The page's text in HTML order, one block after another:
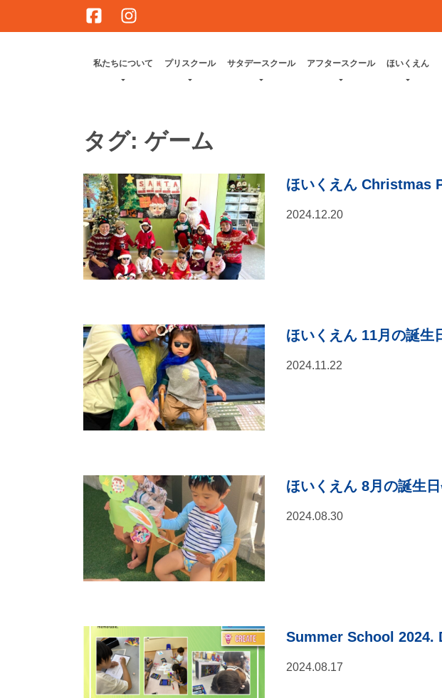
私たちについて プリスクール サタデースクール アフタースクール ほいくえん
タグ: ゲーム
ほいくえん Christmas
2024.12.20
ほいくえん 11月の誕生
2024.11.22
ほいくえん 8月の誕生
2024.08.30
Summer School 2024.
2024.08.17